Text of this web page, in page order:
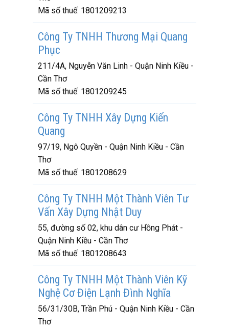
Mã số thuế: 1801209213
Công Ty TNHH Thương Mại Quang
Phục
211/4A, Nguyễn Văn Linh - Quận Ninh Kiều -
Cần Thơ
Mã số thuế: 1801209245
Công Ty TNHH Xây Dựng Kiến
Quang
97/19, Ngô Quyền - Quận Ninh Kiều - Cần
Thơ
Mã số thuế: 1801208629
Công Ty TNHH Một Thành Viên Tư
Vấn Xây Dựng Nhật Duy
55, đường số 02, khu dân cư Hồng Phát -
Quận Ninh Kiều - Cần Thơ
Mã số thuế: 1801208643
Công Ty TNHH Một Thành Viên Kỹ
Nghệ Cơ Điện Lạnh Đình Nghĩa
56/31/30B, Trần Phú - Quận Ninh Kiều - Cần
Thơ